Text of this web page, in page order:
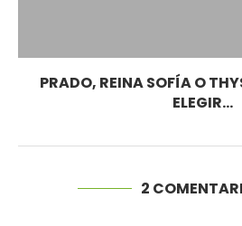
PRADO, REINA SOFÍA O
ELEGIR...
2